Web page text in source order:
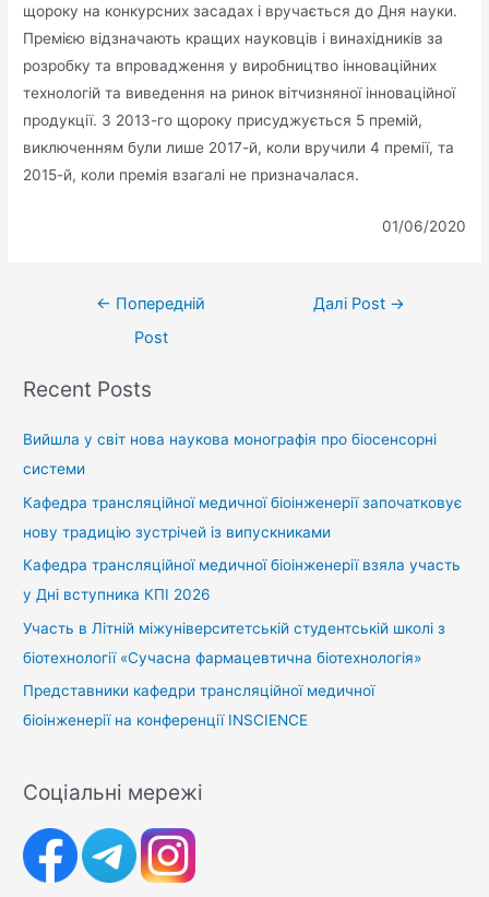
щороку на конкурсних засадах і вручається до Дня науки.
Премією відзначають кращих науковців і винахідників за
розробку та впровадження у виробництво інноваційних
технологій та виведення на ринок вітчизняної інноваційної
продукції. З 2013-го щороку присуджується 5 премій,
виключенням були лише 2017-й, коли вручили 4 премії, та
2015-й, коли премія взагалі не призначалася.
01/06/2020
← Попередній
Post
Далі Post →
Recent Posts
Вийшла у світ нова наукова монографія про біосенсорні
системи
Кафедра трансляційної медичної біоінженерії започатковує
нову традицію зустрічей із випускниками
Кафедра трансляційної медичної біоінженерії взяла участь
у Дні вступника КПІ 2026
Участь в Літній міжуніверситетській студентській школі з
біотехнології «Сучасна фармацевтична біотехнологія»
Представники кафедри трансляційної медичної
біоінженерії на конференції INSCIENCE
Соціальні мережі